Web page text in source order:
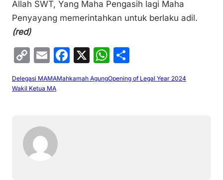
Allah SWT, Yang Maha Pengasih lagi Maha
Penyayang memerintahkan untuk berlaku adil.
(red)
C
p
n
k
E
ai
F
c
X
W
at
h
ar
Delegasi MAMAMahkamah AgungOpening of Legal Year 2024
Wakil Ketua MA